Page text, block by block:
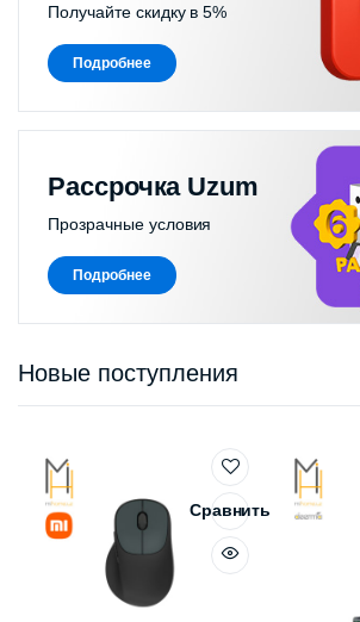
Получайте скидку в 5%
Подробнее
Рассрочка Uzum
Прозрачные условия
Подробнее
Новые поступления
Сравнить